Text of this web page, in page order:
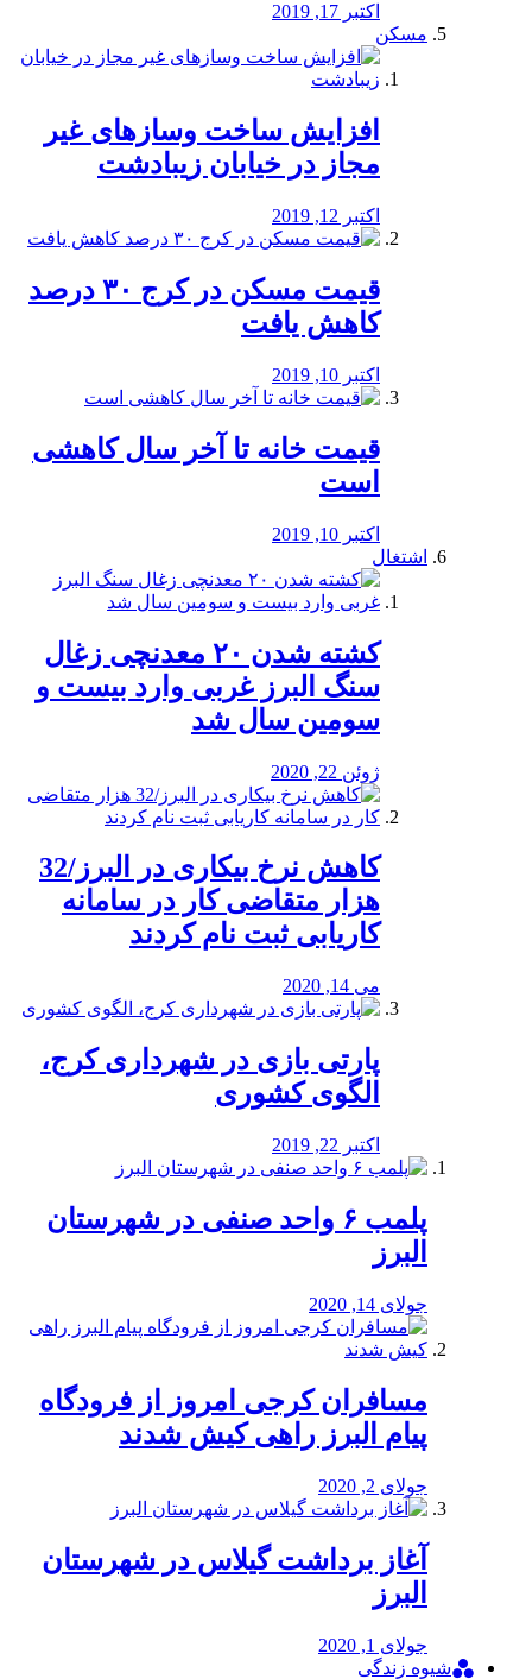
اکتبر 17, 2019
مسکن
افزایش ساخت وسازهای غیر
مجاز در خیابان زیبادشت
اکتبر 12, 2019
️قیمت مسکن در کرج ۳۰ درصد
کاهش یافت
اکتبر 10, 2019
قیمت خانه تا آخر سال کاهشی
است
اکتبر 10, 2019
اشتغال
کشته شدن ۲۰ معدنچی زغال
سنگ البرز غربی وارد بیست و
سومین سال شد
ژوئن 22, 2020
کاهش نرخ بیکاری در البرز/32
هزار متقاضی کار در سامانه
کاریابی ثبت نام کردند
می 14, 2020
پارتی بازی در شهرداری کرج،
الگوی کشوری
اکتبر 22, 2019
پلمب ۶ واحد صنفی در شهرستان
البرز
جولای 14, 2020
مسافران کرجی امروز از فرودگاه
پیام البرز راهی کیش شدند
جولای 2, 2020
آغاز برداشت گیلاس در شهرستان
البرز
جولای 1, 2020
شیوه زندگی